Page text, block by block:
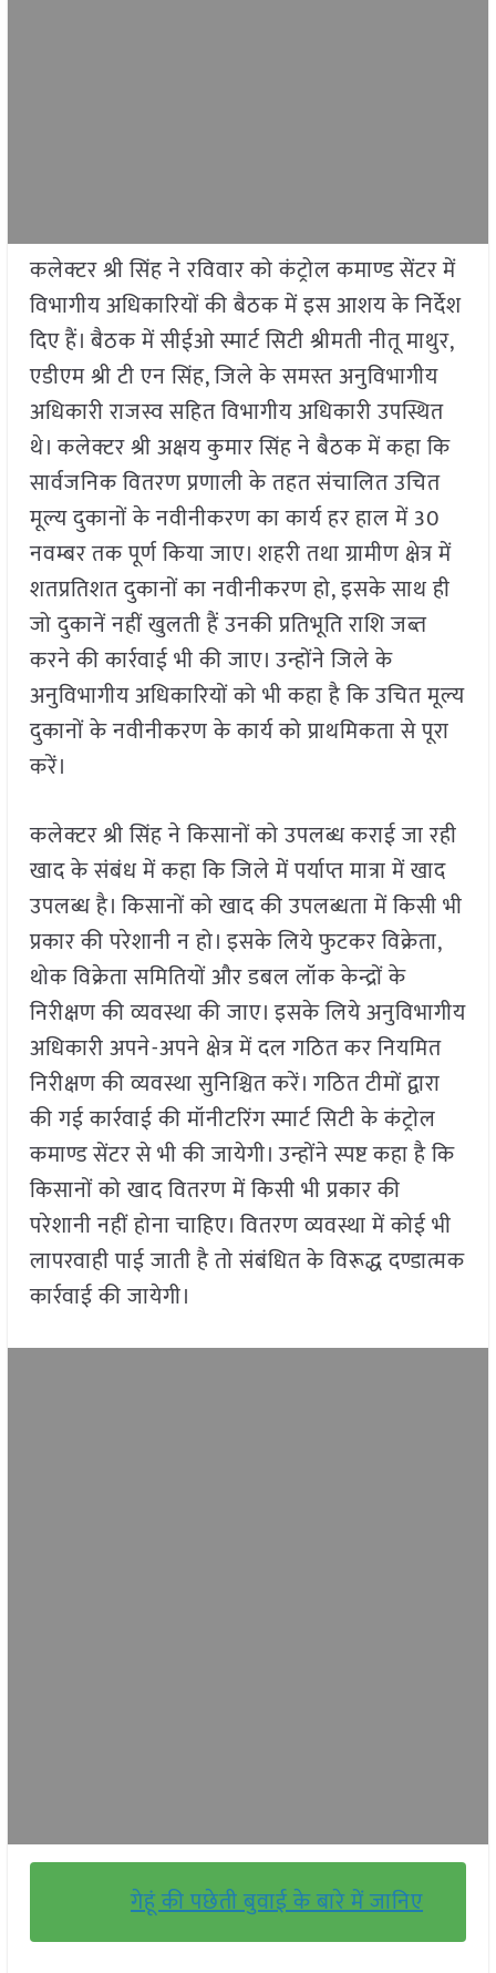
कलेक्टर श्री सिंह ने रविवार को कंट्रोल कमाण्ड सेंटर में
विभागीय अधिकारियों की बैठक में इस आशय के निर्देश
दिए हैं। बैठक में सीईओ स्मार्ट सिटी श्रीमती नीतू माथुर,
एडीएम श्री टी एन सिंह, जिले के समस्त अनुविभागीय
अधिकारी राजस्व सहित विभागीय अधिकारी उपस्थित
थे। कलेक्टर श्री अक्षय कुमार सिंह ने बैठक में कहा कि
सार्वजनिक वितरण प्रणाली के तहत संचालित उचित
मूल्य दुकानों के नवीनीकरण का कार्य हर हाल में 30
नवम्बर तक पूर्ण किया जाए। शहरी तथा ग्रामीण क्षेत्र में
शतप्रतिशत दुकानों का नवीनीकरण हो, इसके साथ ही
जो दुकानें नहीं खुलती हैं उनकी प्रतिभूति राशि जब्त
करने की कार्रवाई भी की जाए। उन्होंने जिले के
अनुविभागीय अधिकारियों को भी कहा है कि उचित मूल्य
दुकानों के नवीनीकरण के कार्य को प्राथमिकता से पूरा
करें।
कलेक्टर श्री सिंह ने किसानों को उपलब्ध कराई जा रही
खाद के संबंध में कहा कि जिले में पर्याप्त मात्रा में खाद
उपलब्ध है। किसानों को खाद की उपलब्धता में किसी भी
प्रकार की परेशानी न हो। इसके लिये फुटकर विक्रेता,
थोक विक्रेता समितियों और डबल लॉक केन्द्रों के
निरीक्षण की व्यवस्था की जाए। इसके लिये अनुविभागीय
अधिकारी अपने-अपने क्षेत्र में दल गठित कर नियमित
निरीक्षण की व्यवस्था सुनिश्चित करें। गठित टीमों द्वारा
की गई कार्रवाई की मॉनीटरिंग स्मार्ट सिटी के कंट्रोल
कमाण्ड सेंटर से भी की जायेगी। उन्होंने स्पष्ट कहा है कि
किसानों को खाद वितरण में किसी भी प्रकार की
परेशानी नहीं होना चाहिए। वितरण व्यवस्था में कोई भी
लापरवाही पाई जाती है तो संबंधित के विरूद्ध दण्डात्मक
कार्रवाई की जायेगी।
गेहूं की पछेती बुवाई के बारे में जानिए